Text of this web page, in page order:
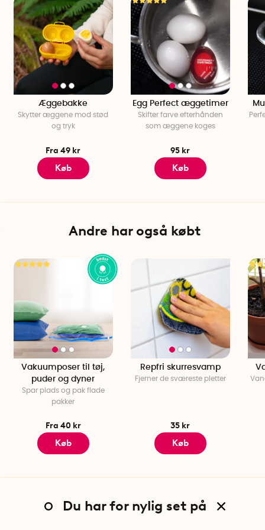
Æggebakke
Skytter æggene mod stød
og tryk
Fra 49 kr
Køb
Egg Perfect æggetimer
Skifter farve efterhånden
som æggene koges
95 kr
Køb
Andre har også købt
Vakuumposer til tøj,
puder og dyner
Spar plads og pak flade
pakker
Fra 40 kr
Køb
Repfri skurresvamp
Fjerner de sværeste pletter
35 kr
Køb
Du har for nylig set på